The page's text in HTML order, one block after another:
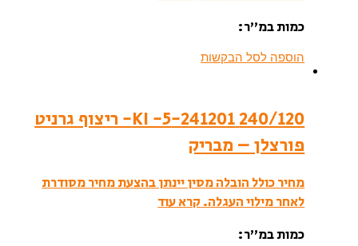
כמות במ”ר:
הוספה לסל הבקשות
240/120 241201-KI -5- ריצוף גרניט
פורצלן – מבריק
מחיר כולל הובלה מסין יינתן בהצעת מחיר מסודרת
לאחר מילוי העגלה.קרא עוד
כמות במ”ר: